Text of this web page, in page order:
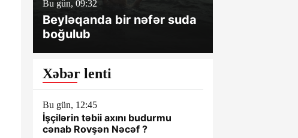
Bu gün, 09:32
Beyləqanda bir nəfər suda
boğulub
Xəbər lenti
Bu gün, 12:45
İşçilərin təbii axını budurmu
cənab Rovşən Nəcəf ?